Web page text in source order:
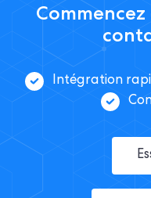
Intégration